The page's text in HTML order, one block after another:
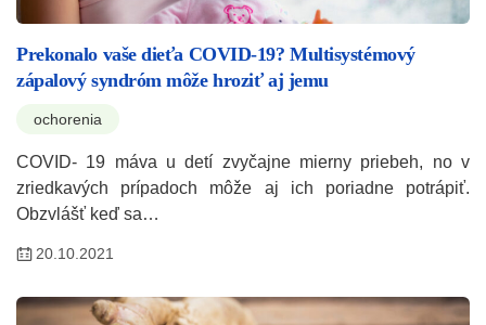
Prekonalo vaše dieťa COVID-19? Multisystémový
zápalový syndróm môže hroziť aj jemu
ochorenia
COVID- 19 máva u detí zvyčajne mierny priebeh, no v
zriedkavých prípadoch môže aj ich poriadne potrápiť.
Obzvlášť keď sa…
20.10.2021